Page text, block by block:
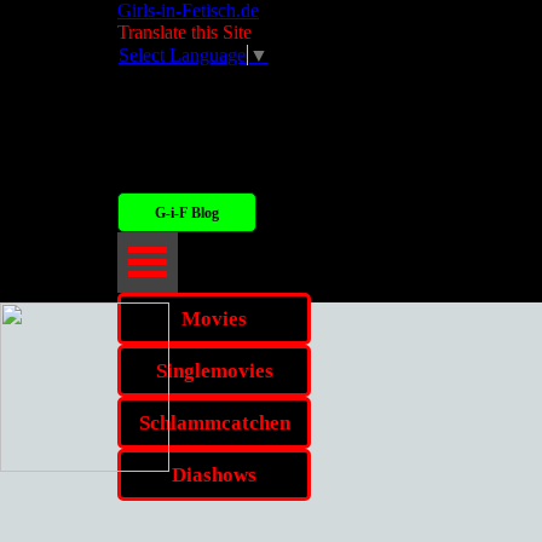
Direkt zum SeiteninhaltGirls-in-Fetisch.de
Translate this Site
Select Language ▼
G-i-F Blog
Movies
Singlemovies
Schlammcatchen
Diashows